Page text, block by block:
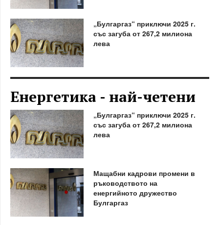
„Булгаргаз“ приключи 2025 г.
със загуба от 267,2 милиона
лева
Енергетика - най-четени
„Булгаргаз“ приключи 2025 г.
със загуба от 267,2 милиона
лева
Мащабни кадрови промени в
ръководството на
енергийното дружество
Булгаргаз